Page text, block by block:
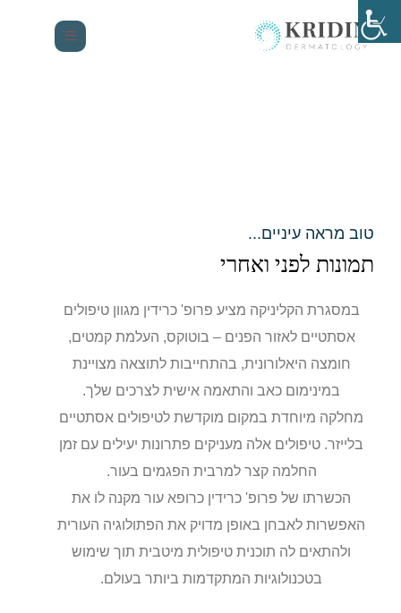
טוב מראה עיניים...
תמונות לפני ואחרי
במסגרת הקליניקה מציע פרופ' כרידין מגוון טיפולים
אסתטיים לאזור הפנים – בוטוקס, העלמת קמטים,
חומצה היאלורונית, בהתחייבות לתוצאה מצויינת
במינימום כאב והתאמה אישית לצרכים שלך.
מחלקה מיוחדת במקום מוקדשת לטיפולים אסתטיים
בלייזר. טיפולים אלה מעניקים פתרונות יעילים עם זמן
החלמה קצר למרבית הפגמים בעור.
הכשרתו של פרופ' כרידין כרופא עור מקנה לו את
האפשרות לאבחן באופן מדויק את הפתולוגיה העורית
ולהתאים לה תוכנית טיפולית מיטבית תוך שימוש
בטכנולוגיות המתקדמות ביותר בעולם.